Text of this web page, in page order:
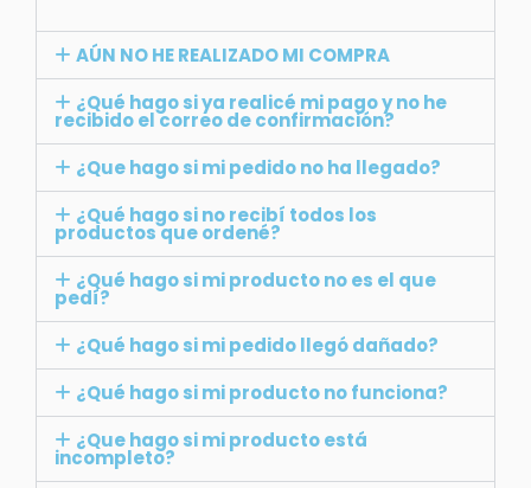
AÚN NO HE REALIZADO MI COMPRA
¿Qué hago si ya realicé mi pago y no he
recibido el correo de confirmación?
¿Que hago si mi pedido no ha llegado?
¿Qué hago si no recibí todos los
productos que ordené?
¿Qué hago si mi producto no es el que
pedí?
¿Qué hago si mi pedido llegó dañado?
¿Qué hago si mi producto no funciona?
¿Que hago si mi producto está
incompleto?